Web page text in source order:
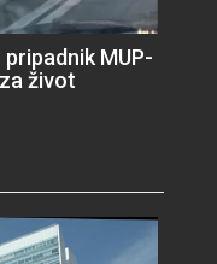
MUP-
život